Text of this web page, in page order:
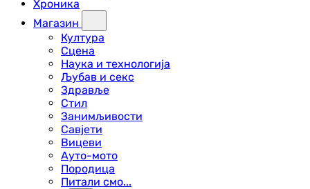
Хроника
Магазин
Култура
Сцена
Наука и технологија
Љубав и секс
Здравље
Стил
Занимљивости
Савјети
Вицеви
Ауто-мото
Породица
Питали смо...